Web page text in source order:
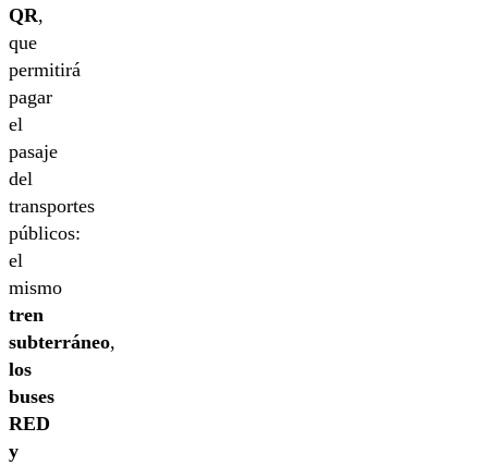
QR,
que
permitirá
pagar
el
pasaje
del
transportes
públicos:
el
mismo
tren
subterráneo,
los
buses
RED
y